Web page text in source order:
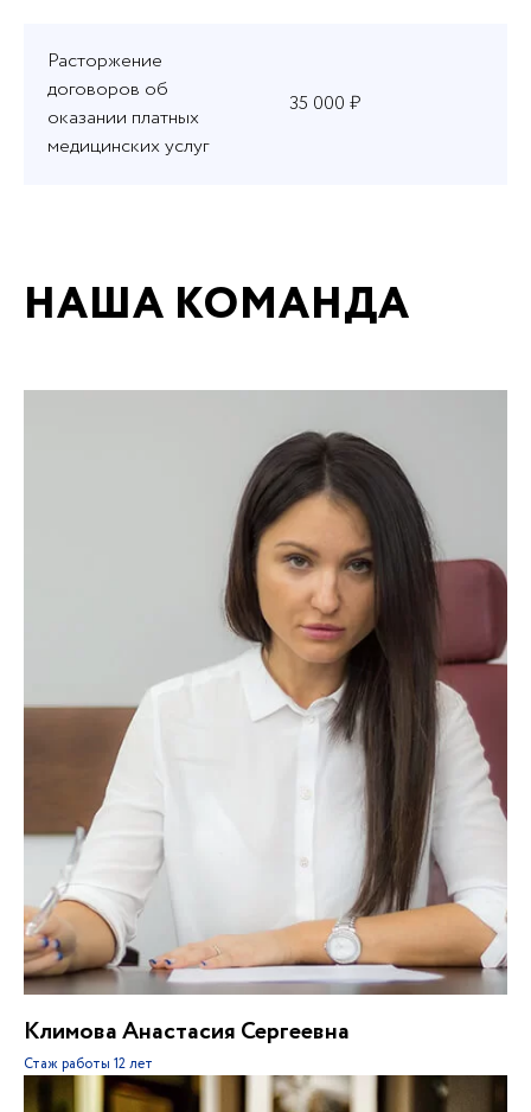
Расторжение
договоров об
оказании платных
медицинских услуг
35 000 ₽
НАША КОМАНДА
Климова Анастасия Сергеевна
Стаж работы 12 лет